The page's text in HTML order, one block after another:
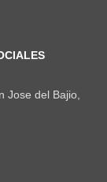
Jose del Bajio,